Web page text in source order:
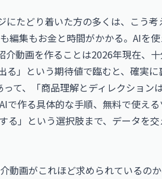
にたどり着いた方の多くは、こう考
編集もお金と時間がかかる。AIを
動画を作ることは2026年現在、
」という期待値で臨むと、確実に
て、「商品理解とディレクション
で作る具体的な手順、無料で使え
」という選択肢まで、データを
動画がこれほど求められているの